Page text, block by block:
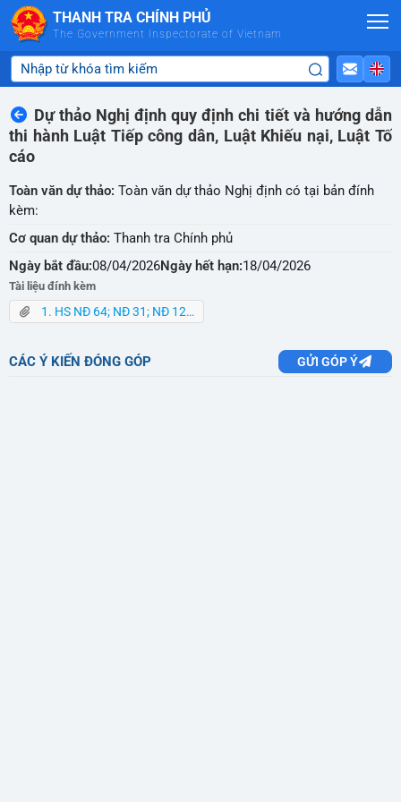
Skip to Main Content
THANH TRA CHÍNH PHỦ
The Government Inspectorate of Vietnam
Dự thảo Nghị định quy định chi tiết và hướng dẫn
thi hành Luật Tiếp công dân, Luật Khiếu nại, Luật Tố
cáo
Toàn văn dự thảo: Toàn văn dự thảo Nghị định có tại bản đính
kèm:
Cơ quan dự thảo: Thanh tra Chính phủ
Ngày bắt đầu:08/04/2026Ngày hết hạn:18/04/2026
Tài liệu đính kèm
1. HS NĐ 64; NĐ 31; NĐ 124; NĐ 55.rar
CÁC Ý KIẾN ĐÓNG GÓP GỬI GÓP Ý